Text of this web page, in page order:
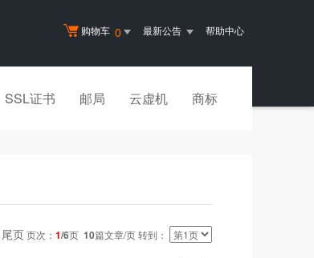
购物车 0 最新公告 帮助中心
SSL证书 邮局 云虚机 商标
尾页页次： 1/6页 10篇文章/页 转到：